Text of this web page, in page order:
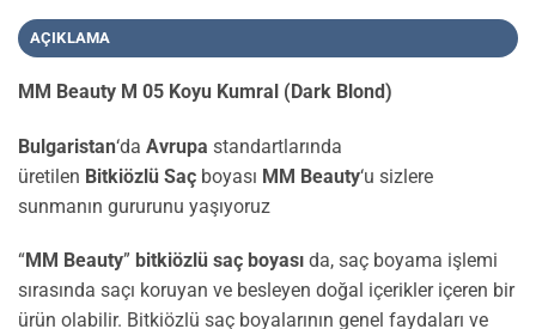
AÇIKLAMA
MM Beauty M 05 Koyu Kumral (Dark Blond)
Bulgaristan‘da Avrupa standartlarında
üretilen Bitkiözlü Saç boyası MM Beauty‘u sizlere
sunmanın gururunu yaşıyoruz
“MM Beauty” bitkiözlü saç boyası da, saç boyama işlemi
sırasında saçı koruyan ve besleyen doğal içerikler içeren bir
ürün olabilir. Bitkiözlü saç boyalarının genel faydaları ve